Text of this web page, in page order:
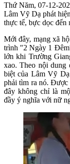
Thứ Năm, 07-12-
Lâm Vỹ Dạ phát
thực tế, bực dọc
Mới đây, mạng xã
trình "2 Ngày 1
lớn khi Trường
xao. Theo nội dung
biệt của Lâm Vỹ
phải tìm ra nó.
đây không chỉ là
đầy ý nghĩa với nữ